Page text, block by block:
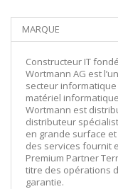
MARQUE
Constructeur IT
Wortmann AG est
secteur
matériel
Wortmann est
distributeur
en grande surface
des services fournit
Premium Partner
titre des opérations
garantie.